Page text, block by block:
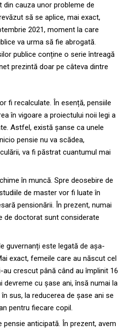
din cauza unor probleme de
să se aplice, mai exact,
2021, moment la care
va urma să fie abrogată.
publice conține o serie întreagă
prezintă doar pe câteva dintre
fi recalculate. În esență, pensiile
în vigoare a proiectului noii legi a
Astfel, există șanse ca unele
pensie nu va scădea,
va fi păstrat cuantumul mai
în muncă. Spre deosebire de
de master vor fi luate în
pensionării. În prezent, numai
de doctorat sunt considerate
guvernanți este legată de așa-
exact, femeile care au născut cel
crescut până când au împlinit 16
devreme cu șase ani, însă numai la
sus, la reducerea de șase ani se
pentru fiecare copil.
pensie anticipată. În prezent, avem